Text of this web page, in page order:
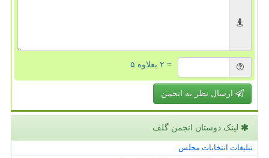
= ۲ بعلاوه ۵
ارسال نظر به انجمن
لینک دوستان انجمن گلف
تبلیغات انتخابات مجلس